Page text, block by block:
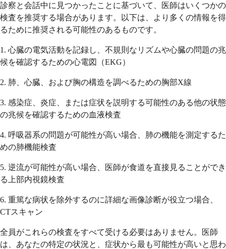
診察と会話中に見つかったことに基づいて、医師はいくつかの
検査を推奨する場合があります。以下は、より多くの情報を得
るために推奨される可能性のあるものです。
1. 心臓の電気活動を記録し、不規則なリズムや心臓の問題の兆
候を確認するための心電図（EKG）
2. 肺、心臓、および胸の構造を調べるための胸部X線
3. 感染症、炎症、または症状を説明する可能性のある他の状態
の兆候を確認するための血液検査
4. 呼吸器系の問題が可能性が高い場合、肺の機能を測定するた
めの肺機能検査
5. 逆流が可能性が高い場合、医師が食道を直接見ることができ
る上部内視鏡検査
6. 重篤な病状を除外するのに詳細な画像診断が役立つ場合、
CTスキャン
全員がこれらの検査をすべて受ける必要はありません。医師
は、あなたの特定の状況と、症状から最も可能性が高いと思わ